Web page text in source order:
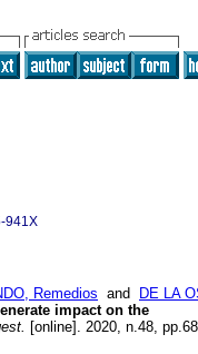
941X
Remedios and
DE LA
impact on the
[online]. 2020, n.48,